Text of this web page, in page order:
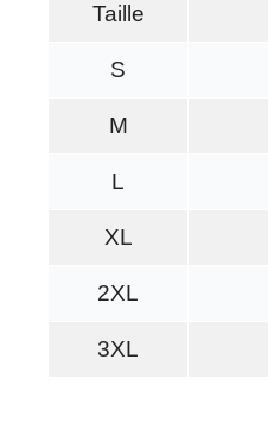
Taille
S
M
L
XL
2XL
3XL